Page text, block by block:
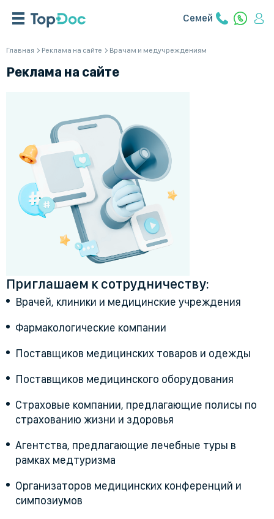
Семей
Главная Реклама на сайте Врачам и медучреждениям
Реклама на сайте
Приглашаем к сотрудничеству:
Врачей, клиники и медицинские учреждения
Фармакологические компании
Поставщиков медицинских товаров и одежды
Поставщиков медицинского оборудования
Страховые компании, предлагающие полисы по
страхованию жизни и здоровья
Агентства, предлагающие лечебные туры в
рамках медтуризма
Организаторов медицинских конференций и
симпозиумов